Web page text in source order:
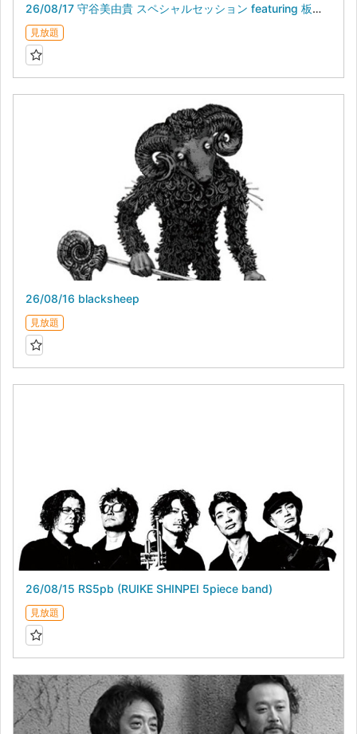
26/08/17 守谷美由貴 スペシャルセッション featuring 板橋文夫
見放題
26/08/16 blacksheep
見放題
26/08/15 RS5pb (RUIKE SHINPEI 5piece band)
見放題